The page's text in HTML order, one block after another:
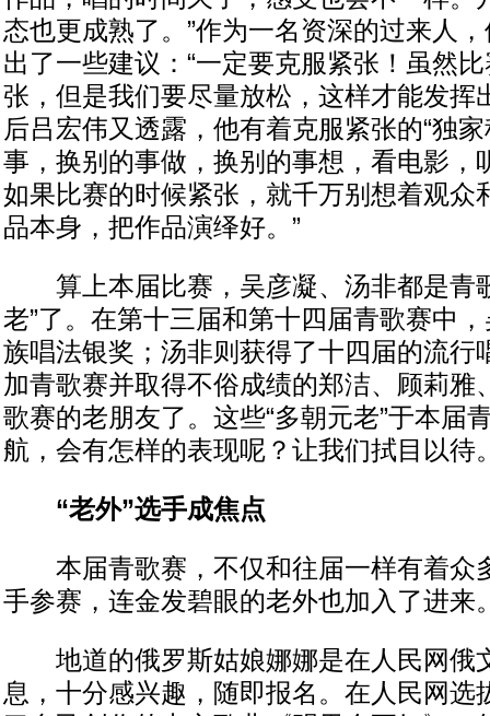
态也更成熟了。”作为一名资深的过来人
出了一些建议：“一定要克服紧张！虽然
张，但是我们要尽量放松，这样才能发挥
后吕宏伟又透露，他有着克服紧张的“独家
事，换别的事做，换别的事想，看电影，
如果比赛的时候紧张，就千万别想着观众
品本身，把作品演绎好。”
算上本届比赛，吴彦凝、汤非都是青
老”了。在第十三届和第十四届青歌赛中
族唱法银奖；汤非则获得了十四届的流行
加青歌赛并取得不俗成绩的郑洁、顾莉雅
歌赛的老朋友了。这些“多朝元老”于本届
航，会有怎样的表现呢？让我们拭目以待
“老外”选手成焦点
本届青歌赛，不仅和往届一样有着众
手参赛，连金发碧眼的老外也加入了进来
地道的俄罗斯姑娘娜娜是在人民网俄
息，十分感兴趣，随即报名。在人民网选